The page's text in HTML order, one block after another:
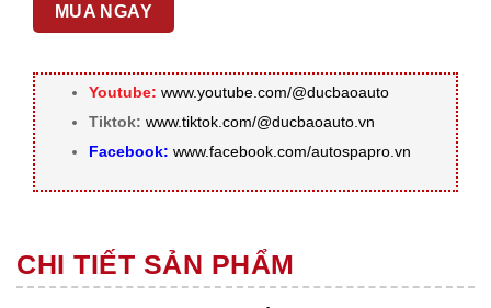
MUA NGAY
Youtube: www.youtube.com/@ducbaoauto
Tiktok: www.tiktok.com/@ducbaoauto.vn
Facebook: www.facebook.com/autospapro.vn
CHI TIẾT SẢN PHẨM